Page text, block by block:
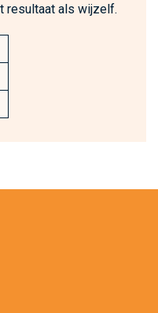
resultaat als wijzelf.